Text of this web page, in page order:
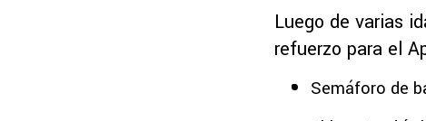
Luego de varias
refuerzo para el
Semáforo de